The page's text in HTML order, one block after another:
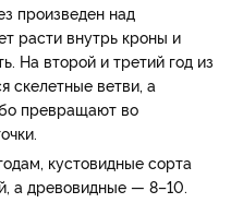
произведен над
расти внутрь кроны и
На второй и третий год из
скелетные ветви, а
превращают во
кустовидные сорта
а древовидные — 8–10.